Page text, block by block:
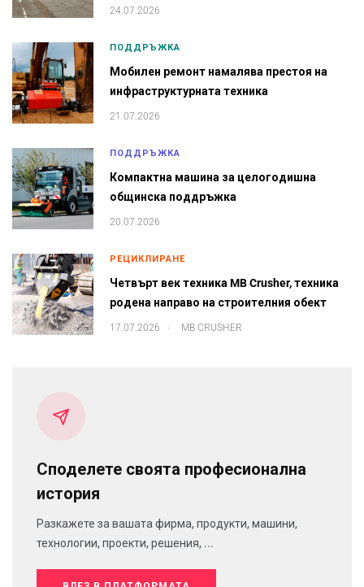
24.07.2026
ПОДДРЪЖКА
Мобилен ремонт намалява престоя на
инфраструктурната техника
21.07.2026
ПОДДРЪЖКА
Компактна машина за целогодишна
общинска поддръжка
20.07.2026
РЕЦИКЛИРАНЕ
Четвърт век техника MB Crusher, техника
родена направо на строителния обект
17.07.2026 . MB CRUSHER
Споделете своята професионална
история
Разкажете за вашата фирма, продукти, машини,
технологии, проекти, решения, ...